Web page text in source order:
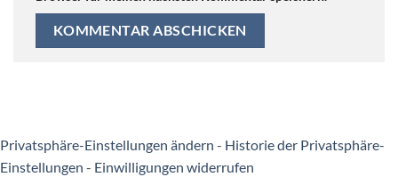
Privatsphäre-Einstellungen ändern - Historie der Privatsphäre-
Einstellungen - Einwilligungen widerrufen